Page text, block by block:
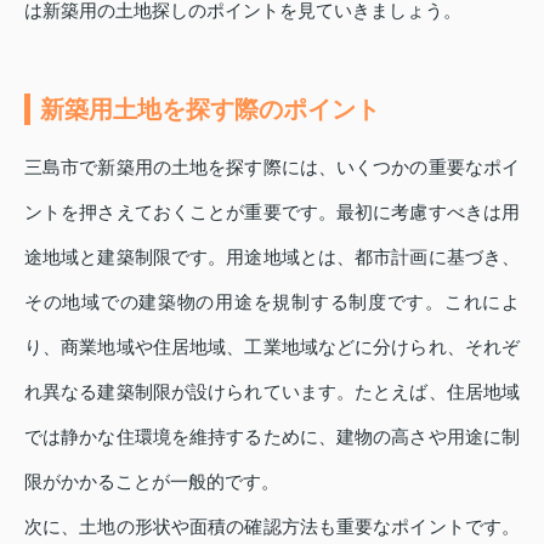
は新築用の土地探しのポイントを見ていきましょう。
新築用土地を探す際のポイント
三島市で新築用の土地を探す際には、いくつかの重要なポイ
ントを押さえておくことが重要です。最初に考慮すべきは用
途地域と建築制限です。用途地域とは、都市計画に基づき、
その地域での建築物の用途を規制する制度です。これによ
り、商業地域や住居地域、工業地域などに分けられ、それぞ
れ異なる建築制限が設けられています。たとえば、住居地域
では静かな住環境を維持するために、建物の高さや用途に制
限がかかることが一般的です。
次に、土地の形状や面積の確認方法も重要なポイントです。